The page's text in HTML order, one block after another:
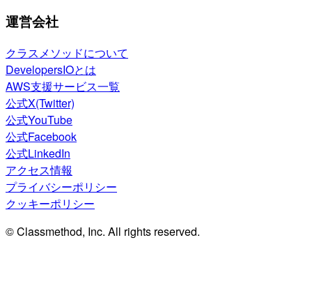
運営会社
クラスメソッドについて
DevelopersIOとは
AWS支援サービス一覧
公式X(Twitter)
公式YouTube
公式Facebook
公式LinkedIn
アクセス情報
プライバシーポリシー
クッキーポリシー
© Classmethod, Inc. All rights reserved.